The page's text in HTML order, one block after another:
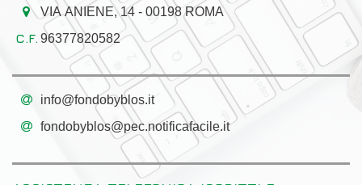
VIA ANIENE, 14 - 00198 ROMA
96377820582
info@fondobyblos.it
fondobyblos@pec.notificafacile.it